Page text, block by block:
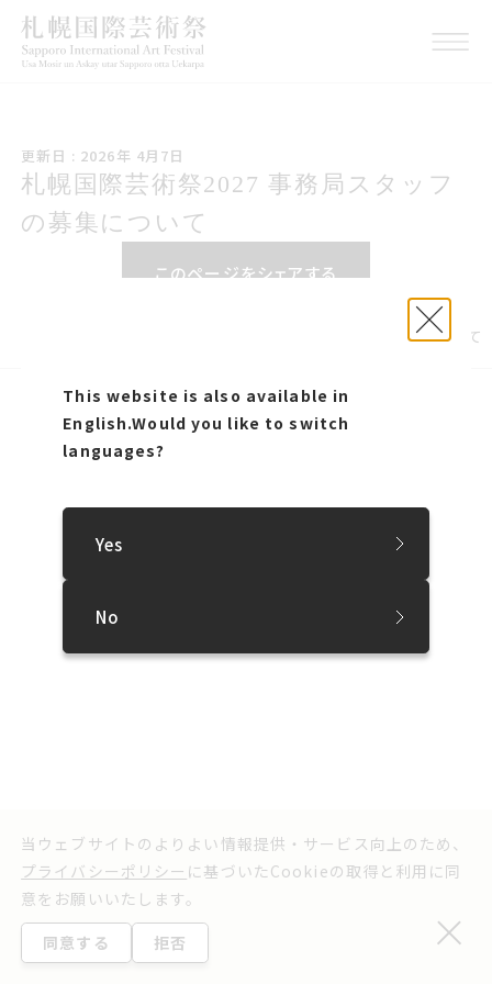
当ウェブサイトのよりよい情報提供・サービス向上のため、
プライバシーポリシー に基づいたCookieの取得と利用に同
意をお願いいたします。
同意する 拒否
This website is also available in
English.Would you like to switch
languages?
Yes
No
こうしんび 2026年 しが
つ7日
更新日 : 2026年 4月7日
札幌国際げいじゅつさい2027 事務局
スタッフの募集について
札幌国際芸術祭2027 事務局スタッフ
の募集について
このページをシェアする
札幌国際芸術祭2027 事務局スタッフの募集について
プレスリリース
ウェブアクセシビリティ方針